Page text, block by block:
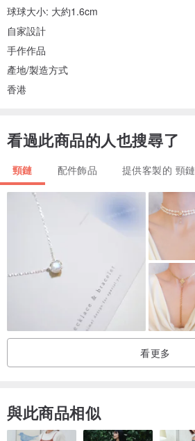
球球大小: 大約1.6cm
自家設計
手作作品
產地/製造方式
香港
看過此商品的人也搜尋了
頸鏈 配件飾品 提供客製的 頸鏈
看更多
與此商品相似